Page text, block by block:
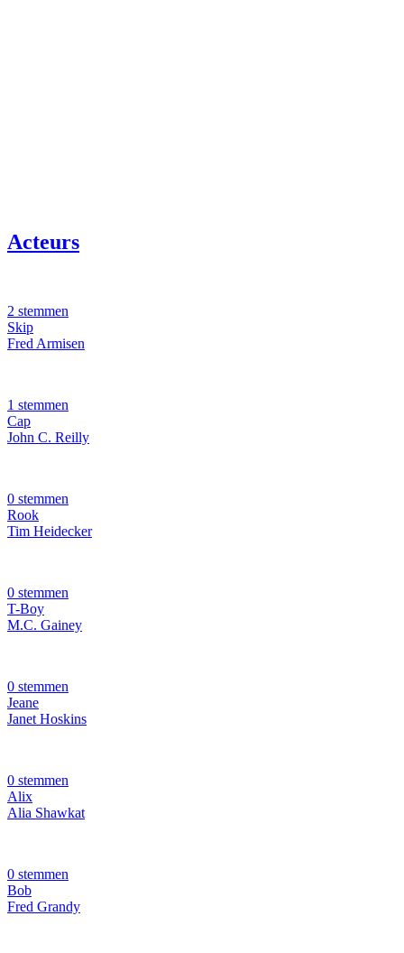
Acteurs
2 stemmen
Skip
Fred Armisen
1 stemmen
Cap
John C. Reilly
0 stemmen
Rook
Tim Heidecker
0 stemmen
T-Boy
M.C. Gainey
0 stemmen
Jeane
Janet Hoskins
0 stemmen
Alix
Alia Shawkat
0 stemmen
Bob
Fred Grandy